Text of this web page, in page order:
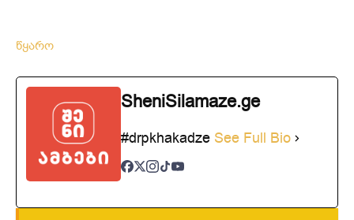
წყარო
SheniSilamaze.ge
#drpkhakadze See Full Bio